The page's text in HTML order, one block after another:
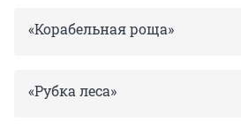
«Корабельная роща»
«Рубка леса»